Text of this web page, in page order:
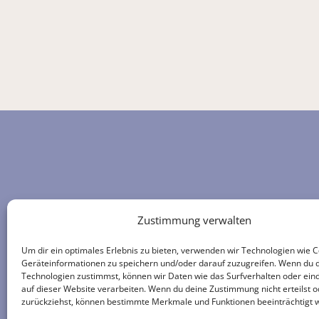
Zustimmung verwalten
Um dir ein optimales Erlebnis zu bieten, verwenden wir Technologien wie
Geräteinformationen zu speichern und/oder darauf zuzugreifen. Wenn du
Technologien zustimmst, können wir Daten wie das Surfverhalten oder
auf dieser Website verarbeiten. Wenn du deine Zustimmung nicht erteilst
zurückziehst, können bestimmte Merkmale und Funktionen beeinträchtigt
White Eagle Centre Deutschland e.V.
Reichlinstraße 30
87439 Kempten
Tel.:0831 / 57070762